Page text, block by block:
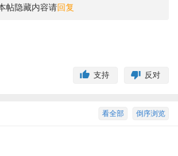
帖隐藏内容请回复
反对
支持
倒序浏览
看全部